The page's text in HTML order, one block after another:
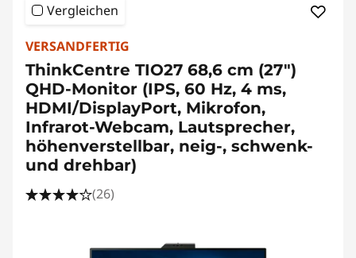
Vergleichen
VERSANDFERTIG
ThinkCentre TIO27 68,6 cm (27")
QHD-Monitor (IPS, 60 Hz, 4 ms,
HDMI/DisplayPort, Mikrofon,
Infrarot-Webcam, Lautsprecher,
höhenverstellbar, neig-, schwenk-
und drehbar)
(26)